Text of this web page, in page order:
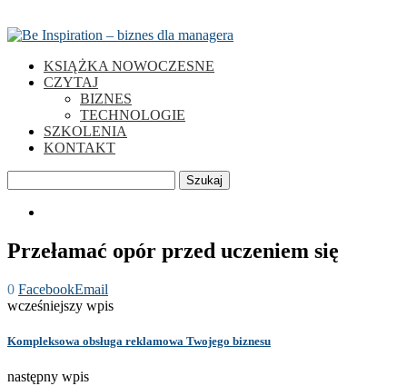
KSIĄŻKA NOWOCZESNE
CZYTAJ
BIZNES
TECHNOLOGIE
SZKOLENIA
KONTAKT
Szukaj
Przełamać opór przed uczeniem się
0 FacebookEmail
wcześniejszy wpis
Kompleksowa obsługa reklamowa Twojego biznesu
następny wpis